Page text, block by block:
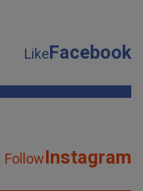
LikeFacebook
FollowInstagram